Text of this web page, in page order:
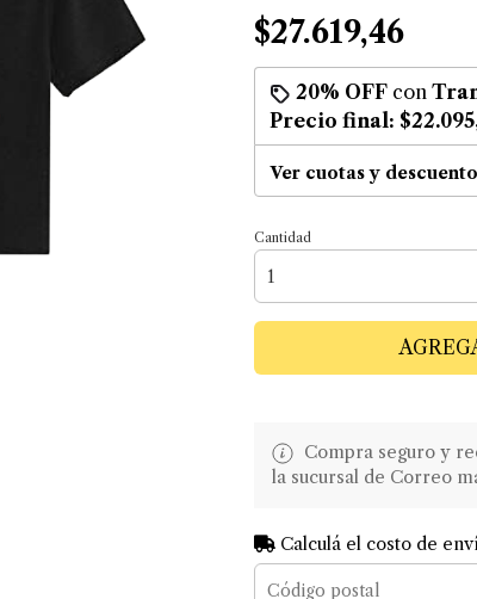
$27.619,46
20% OFF con
Precio final:
Ver cuotas y
Cantidad
Compra seguro y
la sucursal de Correo
Calculá el costo de